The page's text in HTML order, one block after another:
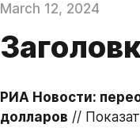
March 12, 2024
РИА Новости:
долларов //